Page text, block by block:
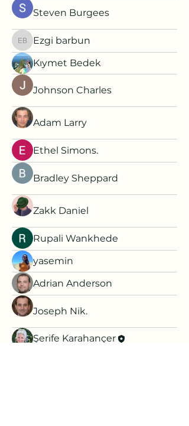
Steven Burgees
Ezgi barbun
Ezgi barbun
Kıymet Bedek
Johnson Charles
Adam Larry
Ethel Simons.
Bradley Sheppard
Zakk Daniel
Rupali Wankhede
yasemin
Adrian Anderson
Joseph Nik.
Şerife Karahançer